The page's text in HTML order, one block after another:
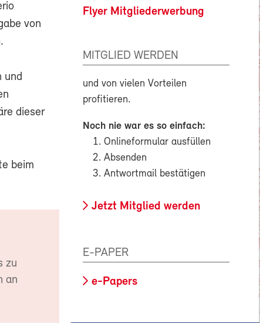
von
und
dieser
beim
zu
an
Flyer Mitgliederwerbung
MITGLIED WERDEN
und von vielen Vorteilen
profitieren.
Noch nie war es so einfach:
Onlineformular ausfüllen
Absenden
Antwortmail bestätigen
Jetzt Mitglied werden
E-PAPER
e-Papers